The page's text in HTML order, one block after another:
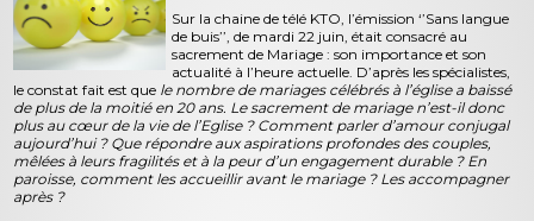
Les clochers
Sacrements et vie chrétienne
Enfants et jeunes
Photos
Sur la chaine de télé KTO, l’émission ‘’Sans langue
de buis’’, de mardi 22 juin, était consacré au
sacrement de Mariage : son importance et son
actualité à l’heure actuelle. D’après les spécialistes,
le constat fait est que le nombre de mariages célébrés à l’église a baissé
de plus de la moitié en 20 ans. Le sacrement de mariage n’est-il donc
plus au cœur de la vie de l’Eglise ? Comment parler d’amour conjugal
aujourd’hui ? Que répondre aux aspirations profondes des couples,
mêlées à leurs fragilités et à la peur d’un engagement durable ? En
paroisse, comment les accueillir avant le mariage ? Les accompagner
après ?